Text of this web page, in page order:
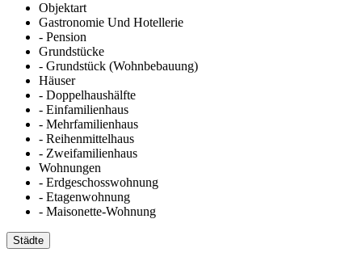
Objektart
Gastronomie Und Hotellerie
- Pension
Grundstücke
- Grundstück (Wohnbebauung)
Häuser
- Doppelhaushälfte
- Einfamilienhaus
- Mehrfamilienhaus
- Reihenmittelhaus
- Zweifamilienhaus
Wohnungen
- Erdgeschosswohnung
- Etagenwohnung
- Maisonette-Wohnung
Städte